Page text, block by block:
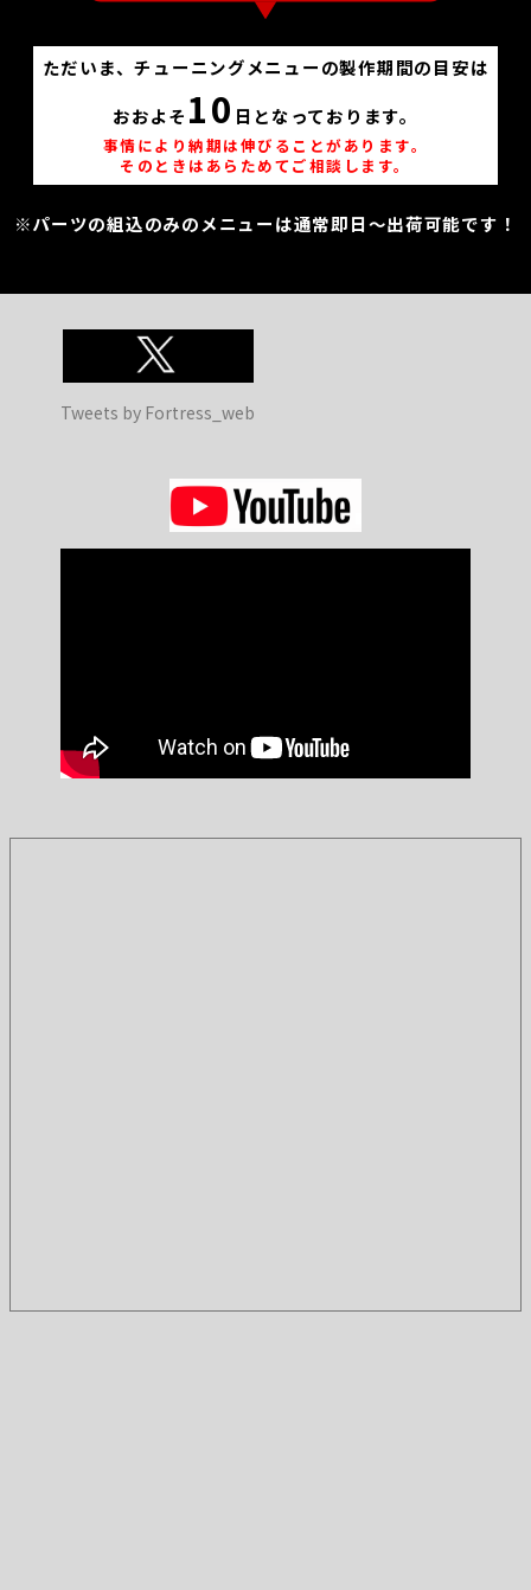
ただいま、チューニングメニューの製作期間の目安は
おおよそ 10 日となっております。
事情により納期は伸びることがあります。
そのときはあらためてご相談します。
※パーツの組込のみのメニューは通常即日～出荷可能です！
Tweets by Fortress_web